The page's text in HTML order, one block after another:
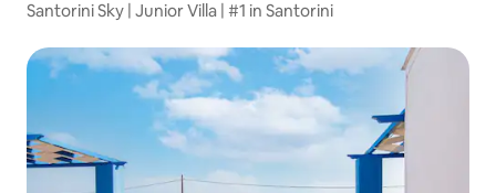
Santorini Sky | Junior Villa | #1 in Santorini